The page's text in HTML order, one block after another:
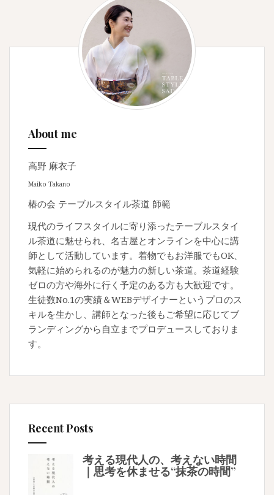
About me
高野 麻衣子
Maiko Takano
椿の会 テーブルスタイル茶道 師範
現代のライフスタイルに寄り添ったテーブルスタイ
ル茶道に魅せられ、名古屋とオンラインを中心に講
師として活動しています。着物でもお洋服でもOK、
気軽に始められるのが魅力の新しい茶道。茶道経験
ゼロの方や海外に行く予定のある方も大歓迎です。
生徒数No.1の実績＆WEBデザイナーというプロのス
キルを生かし、講師となった後もご希望に応じてブ
ランディングから自立までプロデュースしておりま
す。
Recent Posts
考える現代人の、考えない時間
｜思考を休ませる“抹茶の時間”